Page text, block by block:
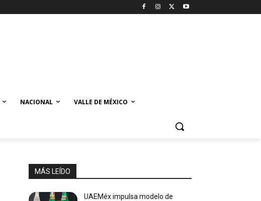
NACIONAL VALLE DE MÉXICO
MÁS LEÍDO
UAEMéx impulsa modelo de